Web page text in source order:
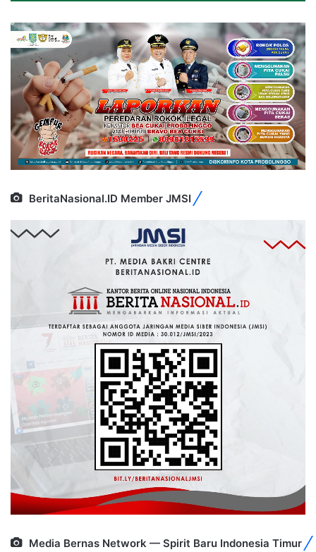
BeritaNasional.ID Member JMSI
Media Bernas Network — Spirit Baru Indonesia Timur